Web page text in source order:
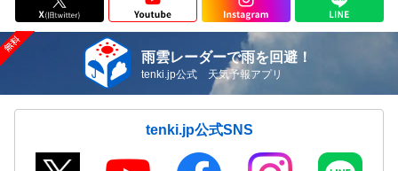
雨雲レーダーで雨を回避！
tenki.jp公式 天気予報アプリ
tenki.jp公式SNS